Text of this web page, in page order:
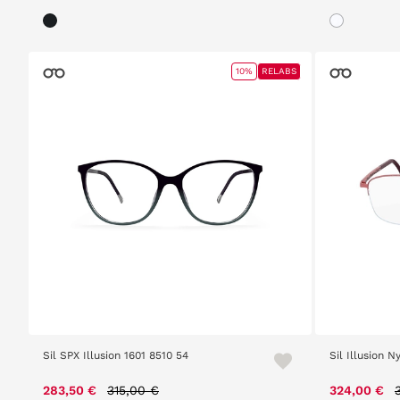
Sil SPX Illusion 1601 8510 54
283,50 € Price reduced from
315,00 €
10% RELABS
Sil Illusion
324,00 €